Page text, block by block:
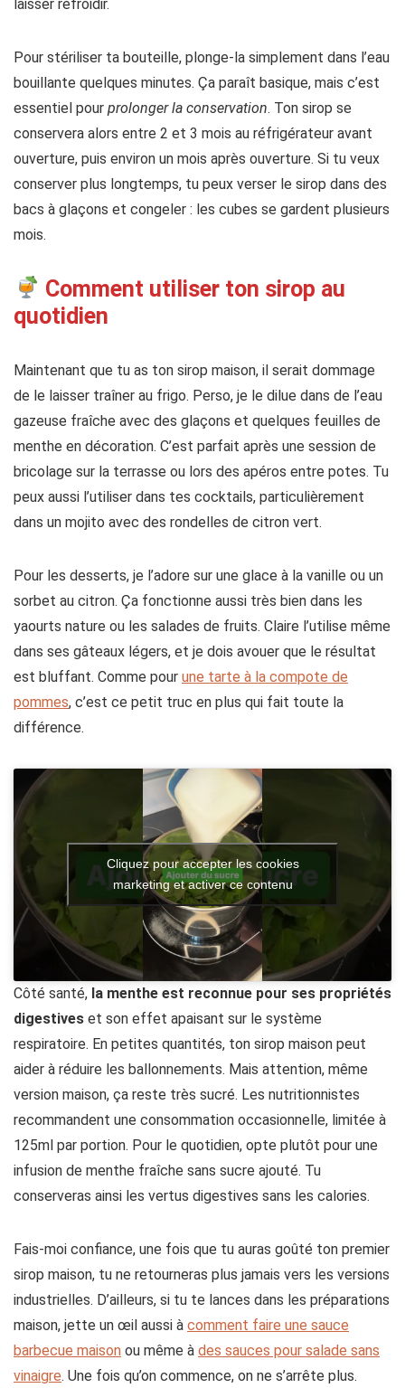
laisser refroidir.
Pour stériliser ta bouteille, plonge-la simplement dans l’eau
bouillante quelques minutes. Ça paraît basique, mais c’est
essentiel pour prolonger la conservation. Ton sirop se
conservera alors entre 2 et 3 mois au réfrigérateur avant
ouverture, puis environ un mois après ouverture. Si tu veux
conserver plus longtemps, tu peux verser le sirop dans des
bacs à glaçons et congeler : les cubes se gardent plusieurs
mois.
Comment utiliser ton sirop au
quotidien
Maintenant que tu as ton sirop maison, il serait dommage
de le laisser traîner au frigo. Perso, je le dilue dans de l’eau
gazeuse fraîche avec des glaçons et quelques feuilles de
menthe en décoration. C’est parfait après une session de
bricolage sur la terrasse ou lors des apéros entre potes. Tu
peux aussi l’utiliser dans tes cocktails, particulièrement
dans un mojito avec des rondelles de citron vert.
Pour les desserts, je l’adore sur une glace à la vanille ou un
sorbet au citron. Ça fonctionne aussi très bien dans les
yaourts nature ou les salades de fruits. Claire l’utilise même
dans ses gâteaux légers, et je dois avouer que le résultat
est bluffant. Comme pour une tarte à la compote de
pommes, c’est ce petit truc en plus qui fait toute la
différence.
Cliquez pour accepter les cookies
marketing et activer ce contenu
Côté santé, la menthe est reconnue pour ses propriétés
digestives et son effet apaisant sur le système
respiratoire. En petites quantités, ton sirop maison peut
aider à réduire les ballonnements. Mais attention, même
version maison, ça reste très sucré. Les nutritionnistes
recommandent une consommation occasionnelle, limitée à
125ml par portion. Pour le quotidien, opte plutôt pour une
infusion de menthe fraîche sans sucre ajouté. Tu
conserveras ainsi les vertus digestives sans les calories.
Fais-moi confiance, une fois que tu auras goûté ton premier
sirop maison, tu ne retourneras plus jamais vers les versions
industrielles. D’ailleurs, si tu te lances dans les préparations
maison, jette un œil aussi à comment faire une sauce
barbecue maison ou même à des sauces pour salade sans
vinaigre. Une fois qu’on commence, on ne s’arrête plus.